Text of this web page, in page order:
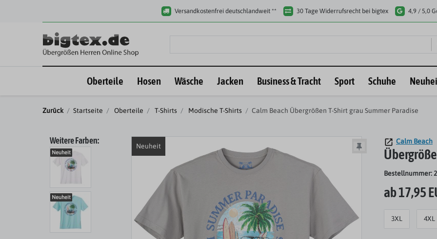
Versandkostenfrei deutschlandweit ** 30 Tage Widerrufsrecht bei bigtex 4,9 / 5,0
Oberteile Hosen Wäsche Jacken Business & Tracht Sport Schuhe
Zurück Startseite Oberteile T-Shirts Modische T-Shirts Calm Beach Übergrößen T-Shirt grau Summer Paradise
Weitere Farben:
Neuheit
Neuheit
Neuheit
Calm Beach
Bestellnummer:
ab 17,95
3XL 4XL